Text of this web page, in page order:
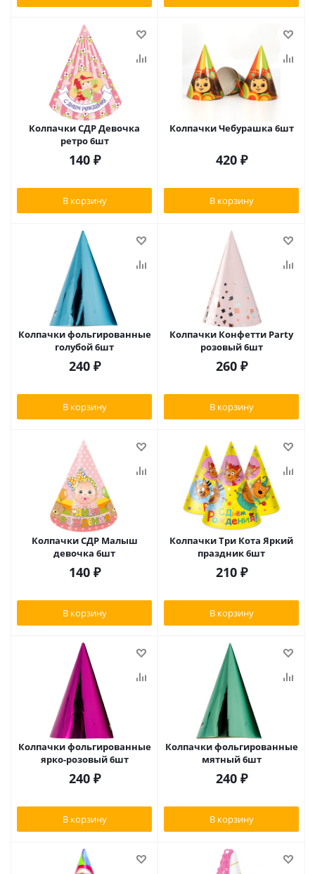
Колпачки СДР Девочка
ретро 6шт
140₽
В корзину
Колпачки Чебурашка 6шт
420₽
В корзину
Колпачки фольгированные
голубой 6шт
240₽
В корзину
Колпачки Конфетти Party
розовый 6шт
260₽
В корзину
Колпачки СДР Малыш
девочка 6шт
140₽
В корзину
Колпачки Три Кота Яркий
праздник 6шт
210₽
В корзину
Колпачки фольгированные
ярко-розовый 6шт
240₽
В корзину
Колпачки фольгированные
мятный 6шт
240₽
В корзину